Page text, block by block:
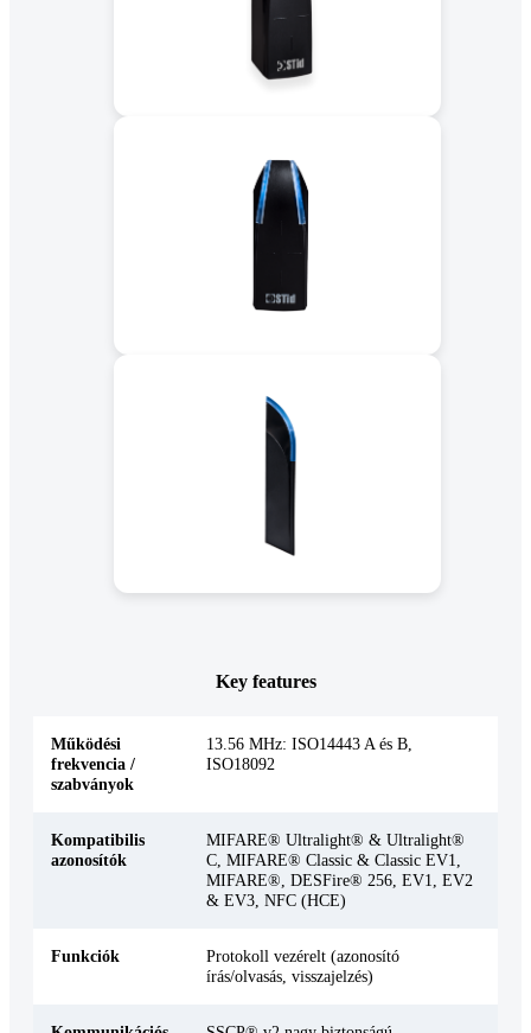
Key features
Működési
frekvencia /
szabványok
13.56 MHz: ISO14443 A és B,
ISO18092
Kompatibilis
azonosítók
MIFARE® Ultralight® & Ultralight®
C, MIFARE® Classic & Classic EV1,
MIFARE®, DESFire® 256, EV1, EV2
& EV3, NFC (HCE)
Funkciók
Protokoll vezérelt (azonosító
írás/olvasás, visszajelzés)